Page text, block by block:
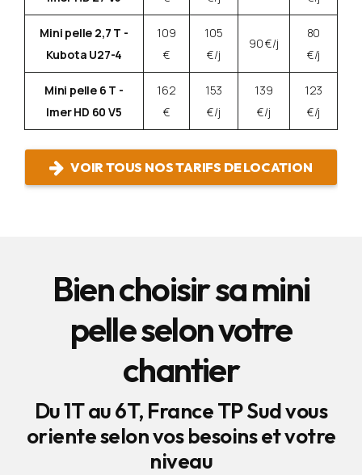
Mini pelle 2,7 T -
Kubota U27-4
109
€
105
€/j
90 €/j
80
€/j
Mini pelle 6 T -
Imer HD 60 V5
162
€
153
€/j
139
€/j
123
€/j
VOIR TOUS NOS TARIFS DE LOCATION
Bien choisir sa mini
pelle selon votre
chantier
Du 1T au 6T, France TP Sud vous
oriente selon vos besoins et votre
niveau